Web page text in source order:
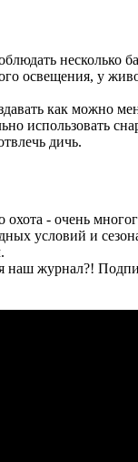
несколько
освещения, у
как можно
использовать
дичь.
охота - очень
условий и
наш журнал?!